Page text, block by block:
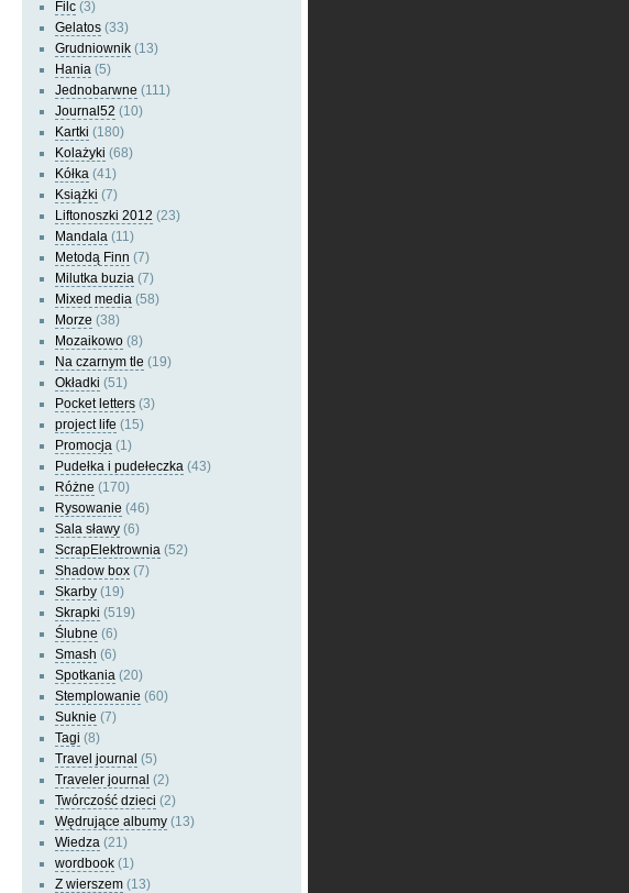
Filc (3)
Gelatos (33)
Grudniownik (13)
Hania (5)
Jednobarwne (111)
Journal52 (10)
Kartki (180)
Kolażyki (68)
Kółka (41)
Książki (7)
Liftonoszki 2012 (23)
Mandala (11)
Metodą Finn (7)
Milutka buzia (7)
Mixed media (58)
Morze (38)
Mozaikowo (8)
Na czarnym tle (19)
Okładki (51)
Pocket letters (3)
project life (15)
Promocja (1)
Pudełka i pudełeczka (43)
Różne (170)
Rysowanie (46)
Sala sławy (6)
ScrapElektrownia (52)
Shadow box (7)
Skarby (19)
Skrapki (519)
Ślubne (6)
Smash (6)
Spotkania (20)
Stemplowanie (60)
Suknie (7)
Tagi (8)
Travel journal (5)
Traveler journal (2)
Twórczość dzieci (2)
Wędrujące albumy (13)
Wiedza (21)
wordbook (1)
Z wierszem (13)